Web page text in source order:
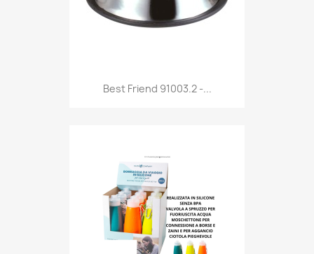
Anteprima
Best Friend 91003.2 -...